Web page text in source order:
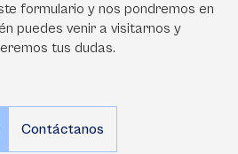
formulario y nos pondremos en
puedes venir a visitarnos y
tus dudas.
Contáctanos